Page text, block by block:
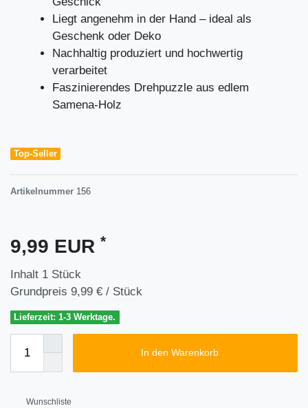
Liegt angenehm in der Hand – ideal als
Geschenk oder Deko
Nachhaltig produziert und hochwertig
verarbeitet
Faszinierendes Drehpuzzle aus edlem
Samena-Holz
Top-Seller
Artikelnummer 156
9,99 EUR *
Inhalt 1 Stück
Grundpreis 9,99 € / Stück
Lieferzeit: 1-3 Werktage.
In den Warenkorb
Wunschliste